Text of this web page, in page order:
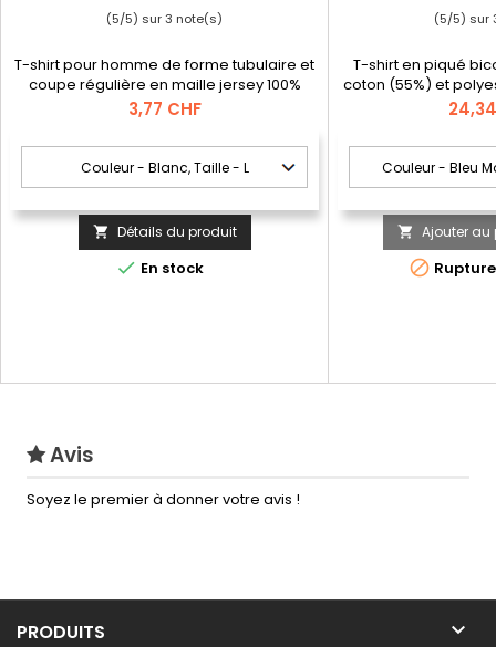
(5/5) sur3 note(s)
T-shirt pour homme de forme tubulaire et
coupe régulière en maille jersey 100%
coton (190 g/m²) avec fil de coton cardé.
Contient un col côtelé 1x1 avec bande de
propreté en jersey et double couture sur
les manches et le bas
Prix
3,77 CHF
 Détails du produit
 En stock
(5/5) sur
T-shirt en piqué
coton (55%) et
courtes, col
contrastée,
segmentées sur le
Prix
 Ajouter au

Avis
Soyez le premier à donner votre avis !
PRODUITS 